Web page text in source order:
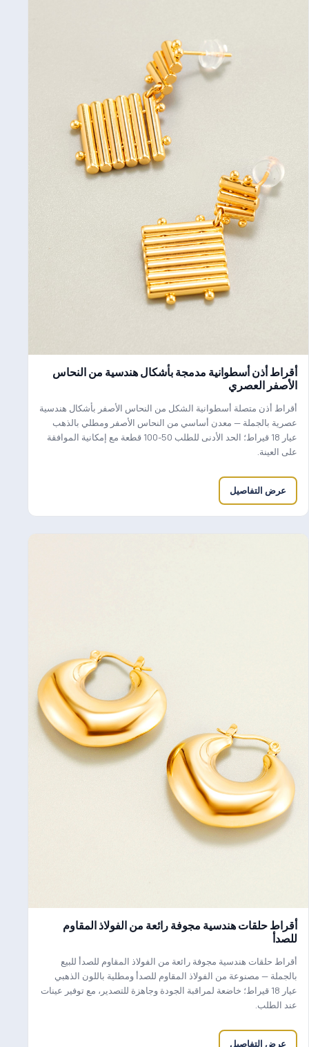
أقراط أذن أسطوانية مدمجة بأشكال هندسية من النحاس
الأصفر العصري
أقراط أذن متصلة أسطوانية الشكل من النحاس الأصفر بأشكال هندسية
عصرية بالجملة — معدن أساسي من النحاس الأصفر ومطلي بالذهب
عيار 18 قيراط؛ الحد الأدنى للطلب 50-100 قطعة مع إمكانية الموافقة
على العينة.
عرض التفاصيل
أقراط حلقات هندسية مجوفة رائعة من الفولاذ المقاوم
للصدأ
أقراط حلقات هندسية مجوفة رائعة من الفولاذ المقاوم للصدأ للبيع
بالجملة — مصنوعة من الفولاذ المقاوم للصدأ ومطلية باللون الذهبي
عيار 18 قيراط؛ خاضعة لمراقبة الجودة وجاهزة للتصدير، مع توفير عينات
عند الطلب.
عرض التفاصيل